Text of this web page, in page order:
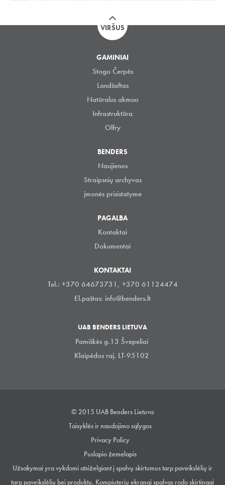
VIRŠUS
GAMINIAI
Stogo Čerpės
Landšaftas
Natūralus akmuo
Infrastruktūra
Olfry
BENDERS
Naujienos
Straipsnių archyvas
įmonės prisistatyme
PAGALBA
Kontaktai
Dokumentai
KONTAKTAI
Tel.: +370 64673731, +370 61124474
El.paštas: info@benders.lt
UAB BENDERS LIETUVA
Pamiškės g.13 Švepeliai
Klaipėdos raj. LT-95102
© 2015 UAB Benders Lietuva
Taisyklės ir naudojimo sąlygos
Privacy Policy
Puslapio žemelapis
Užsakymai yra vykdomi atsiželgiant į spalvų skirtumus tarp paveikslėlių ir
tarp paveikslėlių bei produktų. Kompiuterių ekranai spalvas rodo skirtingai